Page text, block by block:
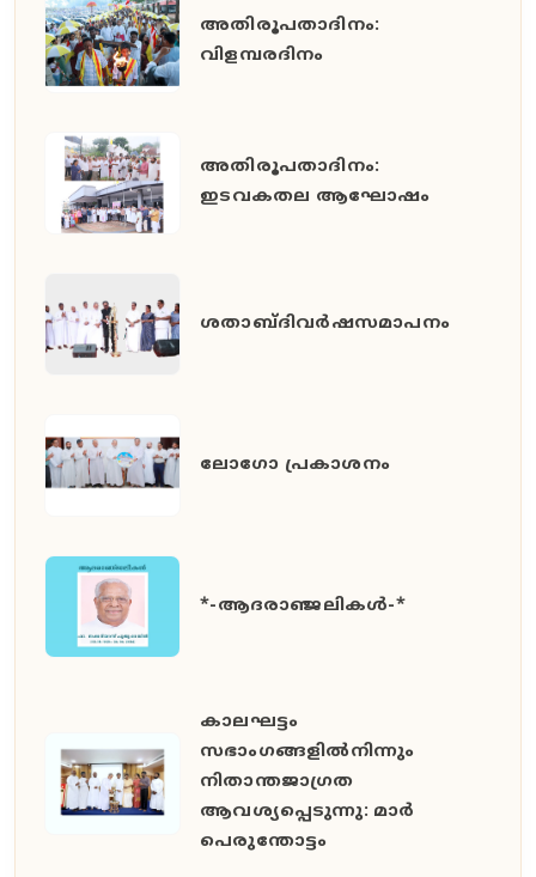
അതിരൂപതാദിനം:
വിളമ്പരദിനം
അതിരൂപതാദിനം:
ഇടവകതല ആഘോഷം
ശതാബ്ദിവർഷസമാപനം
ലോഗോ പ്രകാശനം
*-ആദരാഞ്ജലികൾ-*
കാലഘട്ടം
സഭാംഗങ്ങളിൽനിന്നും
നിതാന്തജാഗ്രത
ആവശ്യപ്പെടുന്നു: മാർ
പെരുന്തോട്ടം